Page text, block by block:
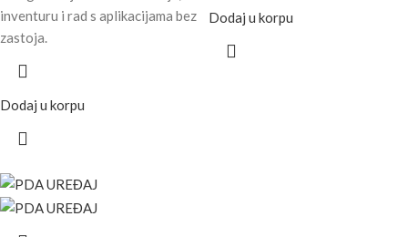
inventuru i rad s aplikacijama bez
zastoja.
Dodaj u korpu
Dodaj u korpu